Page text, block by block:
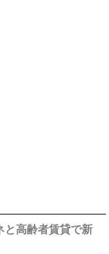
と高齢者賃貸で新